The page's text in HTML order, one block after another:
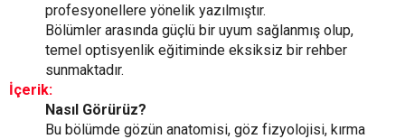
profesyonellere yönelik yazılmıştır.
Bölümler arasında güçlü bir uyum sağlanmış olup,
temel optisyenlik eğitiminde eksiksiz bir rehber
sunmaktadır.
İçerik:
Nasıl Görürüz?
Bu bölümde gözün anatomisi, göz fizyolojisi, kırma